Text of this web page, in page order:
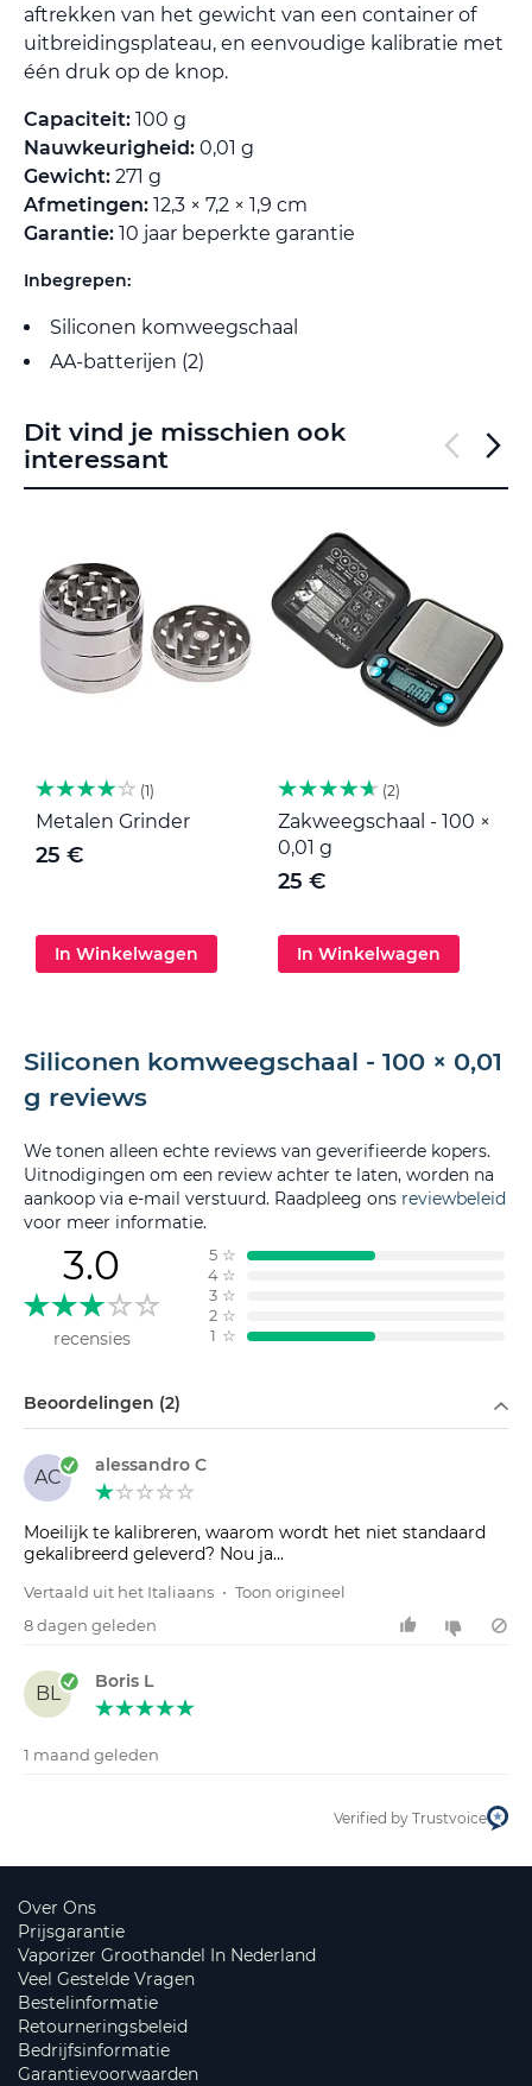
aftrekken van het gewicht van een container of
uitbreidingsplateau, en eenvoudige kalibratie met
één druk op de knop.
Capaciteit: 100 g
Nauwkeurigheid: 0,01 g
Gewicht: 271 g
Afmetingen: 12,3 × 7,2 × 1,9 cm
Garantie: 10 jaar beperkte garantie
Inbegrepen:
Siliconen komweegschaal
AA-batterijen (2)
Dit vind je misschien ook
interessant
1
Metalen Grinder
25 €
In Winkelwagen
2
Zakweegschaal - 100 ×
0,01 g
25 €
In Winkelwagen
Siliconen komweegschaal - 100 × 0,01
g reviews
We tonen alleen echte reviews van geverifieerde kopers.
Uitnodigingen om een review achter te laten, worden na
aankoop via e-mail verstuurd. Raadpleeg ons reviewbeleid
voor meer informatie.
3.0
recensies
5 ☆
4 ☆
3 ☆
2 ☆
1 ☆
Beoordelingen (2)
AC
alessandro C
Moeilijk te kalibreren, waarom wordt het niet standaard
gekalibreerd geleverd? Nou ja...
Vertaald uit het Italiaans • Toon origineel
8 dagen geleden
BL
Boris L
1 maand geleden
Verified by Trustvoice
Over Ons
Prijsgarantie
Vaporizer Groothandel In Nederland
Veel Gestelde Vragen
Bestelinformatie
Retourneringsbeleid
Bedrijfsinformatie
Garantievoorwaarden